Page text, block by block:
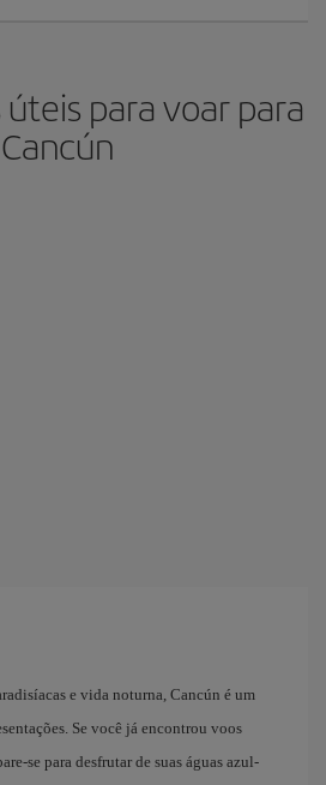
para voar para
Cancún
e vida noturna, Cancún é um
Se você já encontrou voos
se para desfrutar de suas águas azul-